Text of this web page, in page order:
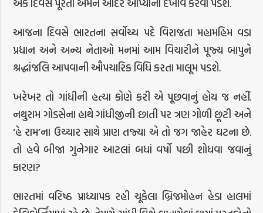
એક દિવસ પૂરતો એમને આદર આપ્યાનો દેખાવ કરવો પડશે.
આજના દિવસે ભારતના સર્વોચ્ચ પદે વિરાજતા મહામહિમ વડા
પ્રધાન અને અન્ય નેતાઓ મનમાં આમ વિચારીને પૂજ્ય બાપુને
શ્રદ્ધાંજલિ આપવાની ઔપચારિક વિધિ કરતા માલૂમ પડશે.
ખરેખર તો ગાંધીની હત્યા કોણે કરી એ પૂછવાનું હોય જ નહીં.
નથુરામ ગોડસેના હાથે ગાંધીજીની છાતી પર ત્રણ ગોળી છૂટી અને
‘હે રામ’ના ઉચ્ચાર સાથે પ્રાણ તજ્યા એ તો જગ જાહેર ઘટના છે.
તો હવે બીજા ગુનેગાર આટલાં બધાં વર્ષો પછી શોધવા જવાનું
કારણ?
ભારતમાં વરિષ્ઠ પ્રાધ્યાપક રહી ચૂકેલા બ્રિજમોહન હેડા હાલમાં